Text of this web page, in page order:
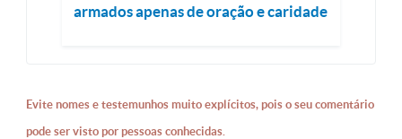
armados apenas de oração e caridade
Evite nomes e testemunhos muito explícitos, pois o seu comentário
pode ser visto por pessoas conhecidas.